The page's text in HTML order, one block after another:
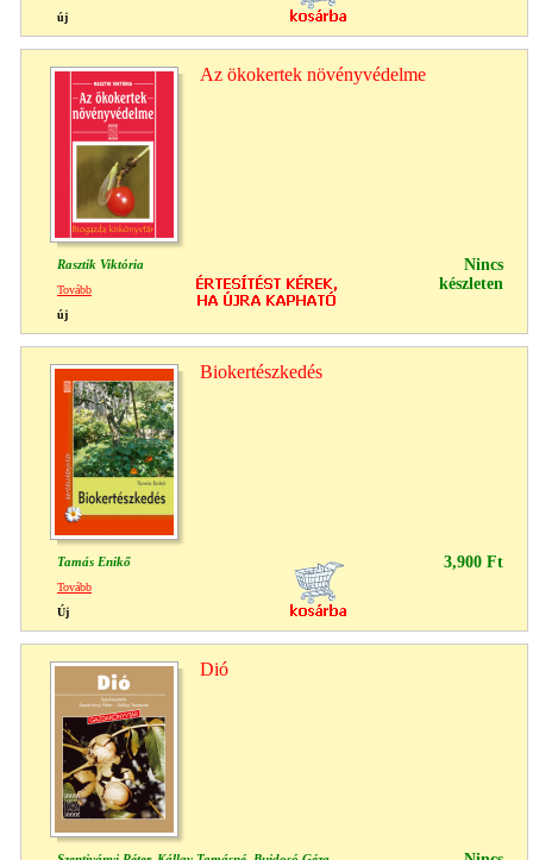
új
Az ökokertek növényvédelme
Rasztik Viktória
Nincs
készleten
Tovább
új
Biokertészkedés
Tamás Enikő 3,900 Ft
Tovább
Új
Dió